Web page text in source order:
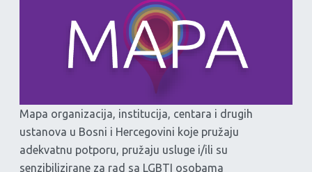
Mapa organizacija, institucija, centara i drugih
ustanova u Bosni i Hercegovini koje pružaju
adekvatnu potporu, pružaju usluge i/ili su
senzibilizirane za rad sa LGBTI osobama